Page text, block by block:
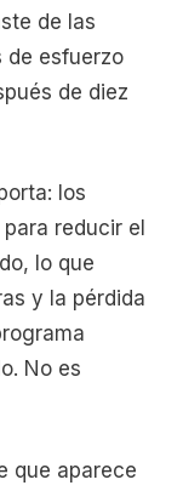
de las
de esfuerzo
de diez
los
reducir el
lo que
y la pérdida
No es
que aparece